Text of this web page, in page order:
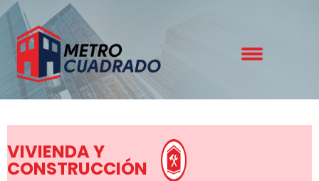
VIVIENDA Y
CONSTRUCCIÓN